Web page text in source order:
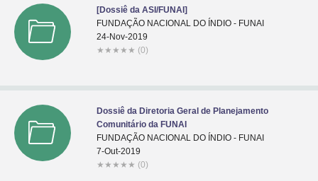
[Dossiê da ASI/FUNAI]
FUNDAÇÃO NACIONAL DO ÍNDIO - FUNAI
24-Nov-2019
★ ★ ★ ★ ★ (0)
Dossiê da Diretoria Geral de Planejamento
Comunitário da FUNAI
FUNDAÇÃO NACIONAL DO ÍNDIO - FUNAI
7-Out-2019
★ ★ ★ ★ ★ (0)